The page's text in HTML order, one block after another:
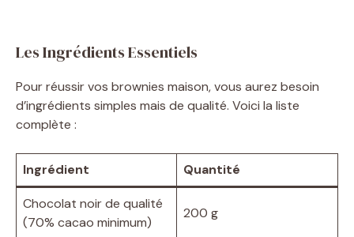
Les Ingrédients Essentiels
Pour réussir vos brownies maison, vous aurez besoin
d’ingrédients simples mais de qualité. Voici la liste
complète :
Ingrédient Quantité
Chocolat noir de qualité
(70% cacao minimum)
200 g